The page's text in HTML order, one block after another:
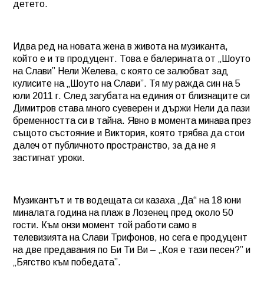
детето.
Идва ред на новата жена в живота на музиканта,
който е и тв продуцент. Това е балерината от „Шоуто
на Слави” Нели Желева, с която се залюбват зад
кулисите на „Шоуто на Слави”. Тя му ражда син на 5
юли 2011 г. След загубата на единия от близнаците си
Димитров става много суеверен и държи Нели да пази
бременността си в тайна. Явно в момента минава през
същото състояние и Виктория, която трябва да стои
далеч от публичното пространство, за да не я
застигнат уроки.
Музикантът и тв водещата си казаха „Да“ на 18 юни
миналата година на плаж в Лозенец пред около 50
гости. Към онзи момент той работи само в
телевизията на Слави Трифонов, но сега е продуцент
на две предавания по Би Ти Ви – „Коя е тази песен?” и
„Бягство към победата”.